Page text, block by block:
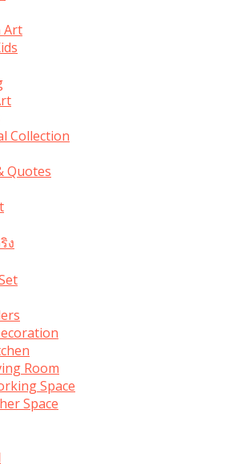
Art
Collection
Quotes
ง
Room
Space
Space